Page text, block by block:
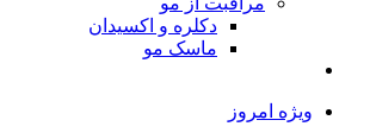
دکلره و اکسیدان
ماسک مو
ویژه امروز